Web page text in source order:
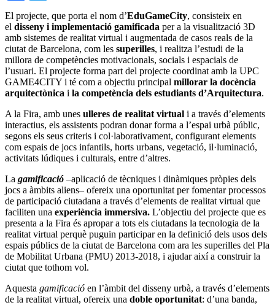
El projecte, que porta el nom d’EduGameCity, consisteix en
el disseny i implementació gamificada per a la visualització 3D
amb sistemes de realitat virtual i augmentada de casos reals de la
ciutat de Barcelona, com les superilles, i realitza l’estudi de la
millora de competències motivacionals, socials i espacials de
l’usuari. El projecte forma part del projecte coordinat amb la UPC
GAME4CITY i té com a objectiu principal millorar la docència
arquitectònica i la competència dels estudiants d’Arquitectura.
A la Fira, amb unes ulleres de realitat virtual i a través d’elements
interactius, els assistents podran donar forma a l’espai urbà públic,
segons els seus criteris i col·laborativament, configurant elements
com espais de jocs infantils, horts urbans, vegetació, il·luminació,
activitats lúdiques i culturals, entre d’altres.
La gamificació –aplicació de tècniques i dinàmiques pròpies dels
jocs a àmbits aliens– ofereix una oportunitat per fomentar processos
de participació ciutadana a través d’elements de realitat virtual que
faciliten una experiència immersiva. L’objectiu del projecte que es
presenta a la Fira és apropar a tots els ciutadans la tecnologia de la
realitat virtual perquè puguin participar en la definició dels usos dels
espais públics de la ciutat de Barcelona com ara les superilles del Pla
de Mobilitat Urbana (PMU) 2013-2018, i ajudar així a construir la
ciutat que tothom vol.
Aquesta gamificació en l’àmbit del disseny urbà, a través d’elements
de la realitat virtual, ofereix una doble oportunitat: d’una banda,